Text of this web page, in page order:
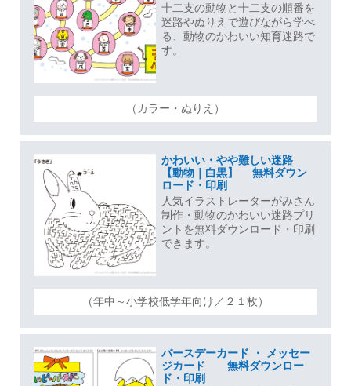
十二支の動物と十二支の順番を
迷路やぬりえで遊びながら学べ
る、動物のかわいい知育迷路で
す。
（カラー・ぬりえ）
かわいい・やや難しい迷路
【動物｜白黒】 無料ダウン
ロード・印刷
人気イラストレーターがみさん
制作・動物のかわいい迷路プリ
ントを無料ダウンロード・印刷
できます。
（年中～小学校低学年向け／２１枚）
バースデーカード ・ メッセー
ジカード 無料ダウンロー
ド・印刷